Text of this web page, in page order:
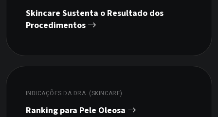
Skincare Sustenta o Resultado dos
Procedimentos
INDICAÇÕES DA DRA. (SKINCARE)
Ranking para Pele Oleosa